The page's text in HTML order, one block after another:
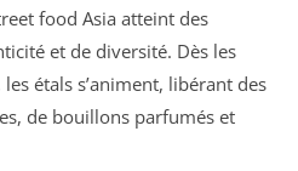
food Asia atteint des
et de diversité. Dès les
étals s’animent, libérant des
de bouillons parfumés et